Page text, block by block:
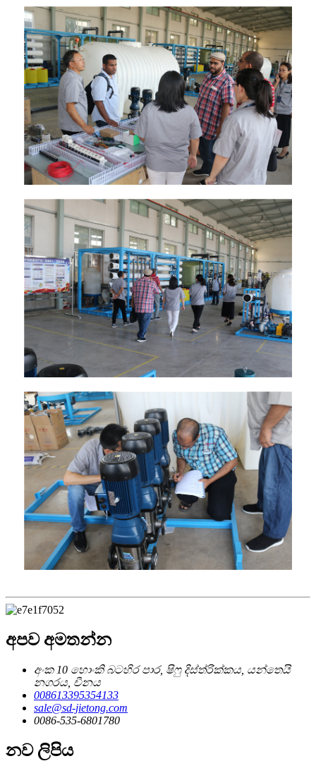
අපව අමතන්න
අංක 10 හොංකි බටහිර පාර, ෂිෆු දිස්ත්රික්කය, යන්තෙයි
නගරය, චීනය
008613395354133
sale@sd-jietong.com
0086-535-6801780
නව ලිපිය